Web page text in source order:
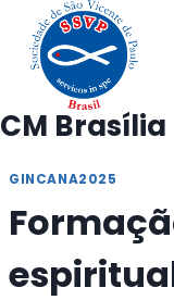
Pular
para
Conteúdo
CM Brasília
GINCANA2025